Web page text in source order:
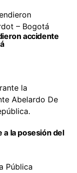
accidente
a la posesión del